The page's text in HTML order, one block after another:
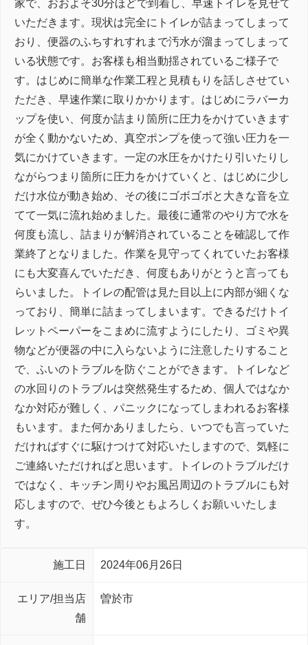
家で、おおよそ30分ほどで到着し、早速トイレを見せて
いただきます。現状は完全にトイレが詰まってしまって
おり、便器のふちすれすれまで汚水が溜まってしまって
いる状態です。お客様も相当動揺されているご様子で
す。はじめに簡単な作業工程と見積もりを話しさせてい
ただき、早速作業に取りかかります。はじめにラバーカ
ップを使い、何度か詰まり箇所に圧力をかけていきます
が全く動かないため、真空ポンプを使って強い圧力を一
気にかけていきます。一定の水圧をかけたり引いたりし
ながらつまり箇所に圧力をかけていくと、はじめに少し
だけ水位が動き始め、その後にゴボゴボと大きな音を立
てて一気に流れ始めました。最後に通常のやり方で水を
何度も流し、詰まりが解消されていることを確認して作
業終了となりました。作業を見守ってくれていたお客様
にも大変喜んでいただき、何度もありがとうと言っても
らいました。トイレの配管は見た目以上に内部が細くな
っており、簡単に詰まってしまいます。できるだけトイ
レットペーパーをこまめに流すようにしたり、ゴミや異
物などが便器の中に入らないように注意したりすること
で、ふいのトラブルを防ぐことができます。トイレなど
の水回りのトラブルは突然発生するため、個人ではなか
なか対応が難しく、パニックになってしまわれるお客様
もいます。また何かありましたら、いつでも言っていた
だければすぐに駆けつけて対応いたしますので、気軽に
ご連絡いただければと思います。トイレのトラブルだけ
ではなく、キッチン周りやお風呂周辺のトラブルにも対
応しますので、ぜひ今後ともよろしくお願いいたしま
す。
施工日 2024年06月26日
エリア/担当店
舗
曽於市